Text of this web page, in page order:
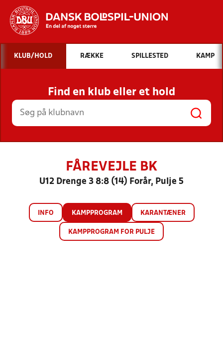
Hvad vil du søge efter?
INDHOLD OG NYHEDER
STILLINGER, RESULTATER, KLUBBER OG
HOLD
KLUB/HOLD RÆKKE SPILLESTED KAMP
Find en klub eller et hold
FÅREVEJLE BK
U12 Drenge 3 8:8 (14) Forår, Pulje 5
INFO KAMPPROGRAM KARANTÆNER
KAMPPROGRAM FOR PULJE